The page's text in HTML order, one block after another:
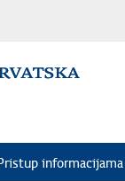
informacijama